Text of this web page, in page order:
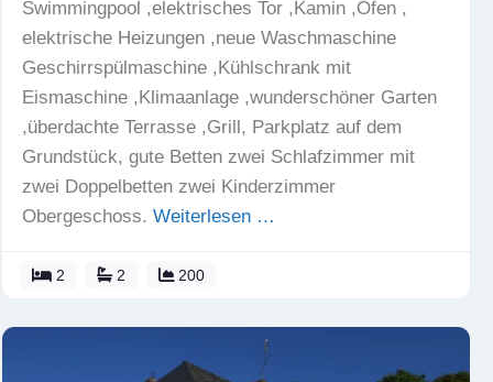
Swimmingpool ,elektrisches Tor ,Kamin ,Ofen ,
elektrische Heizungen ,neue Waschmaschine
Geschirrspülmaschine ,Kühlschrank mit
Eismaschine ,Klimaanlage ,wunderschöner Garten
,überdachte Terrasse ,Grill, Parkplatz auf dem
Grundstück, gute Betten zwei Schlafzimmer mit
zwei Doppelbetten zwei Kinderzimmer
Obergeschoss. Weiterlesen …
2 2 200